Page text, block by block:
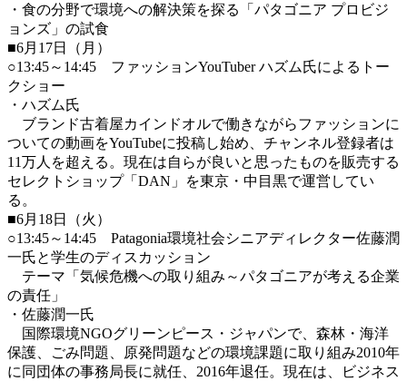
・食の分野で環境への解決策を探る「パタゴニア プロビジ
ョンズ」の試食
■6月17日（月）
○13:45～14:45 ファッションYouTuber ハズム氏によるトー
クショー
・ハズム氏
ブランド古着屋カインドオルで働きながらファッションに
ついての動画をYouTubeに投稿し始め、チャンネル登録者は
11万人を超える。現在は自らが良いと思ったものを販売する
セレクトショップ「DAN」を東京・中目黒で運営してい
る。
■6月18日（火）
○13:45～14:45 Patagonia環境社会シニアディレクター佐藤潤
一氏と学生のディスカッション
テーマ「気候危機への取り組み～パタゴニアが考える企業
の責任」
・佐藤潤一氏
国際環境NGOグリーンピース・ジャパンで、森林・海洋
保護、ごみ問題、原発問題などの環境課題に取り組み2010年
に同団体の事務局長に就任、2016年退任。現在は、ビジネス